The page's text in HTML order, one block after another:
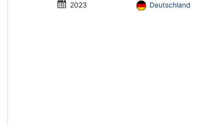
2023 Deutschland